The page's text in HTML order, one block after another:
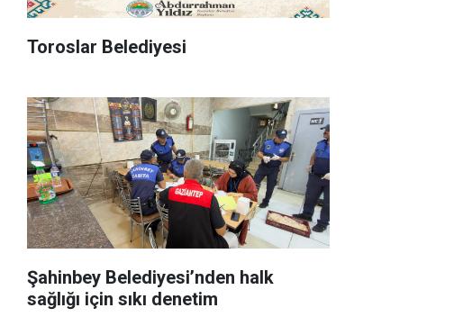
Toroslar Belediyesi
Şahinbey Belediyesi’nden halk
sağlığı için sıkı denetim